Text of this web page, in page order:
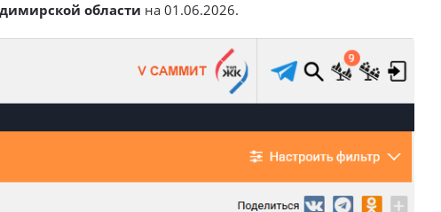
области на 01.06.2026.